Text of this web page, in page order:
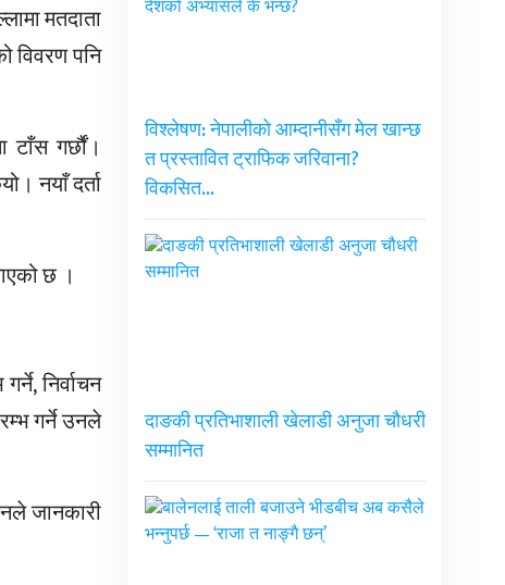
मतदाता
विवरण पनि
टाँस गर्छौं।
नयाँ दर्ता
छ ।
निर्वाचन
गर्ने उनले
जानकारी
विश्लेषण: नेपालीको आम्दानीसँग मेल खान्छ
त प्रस्तावित ट्राफिक जरिवाना?
विकसित…
दाङकी प्रतिभाशाली खेलाडी अनुजा चौधरी
सम्मानित